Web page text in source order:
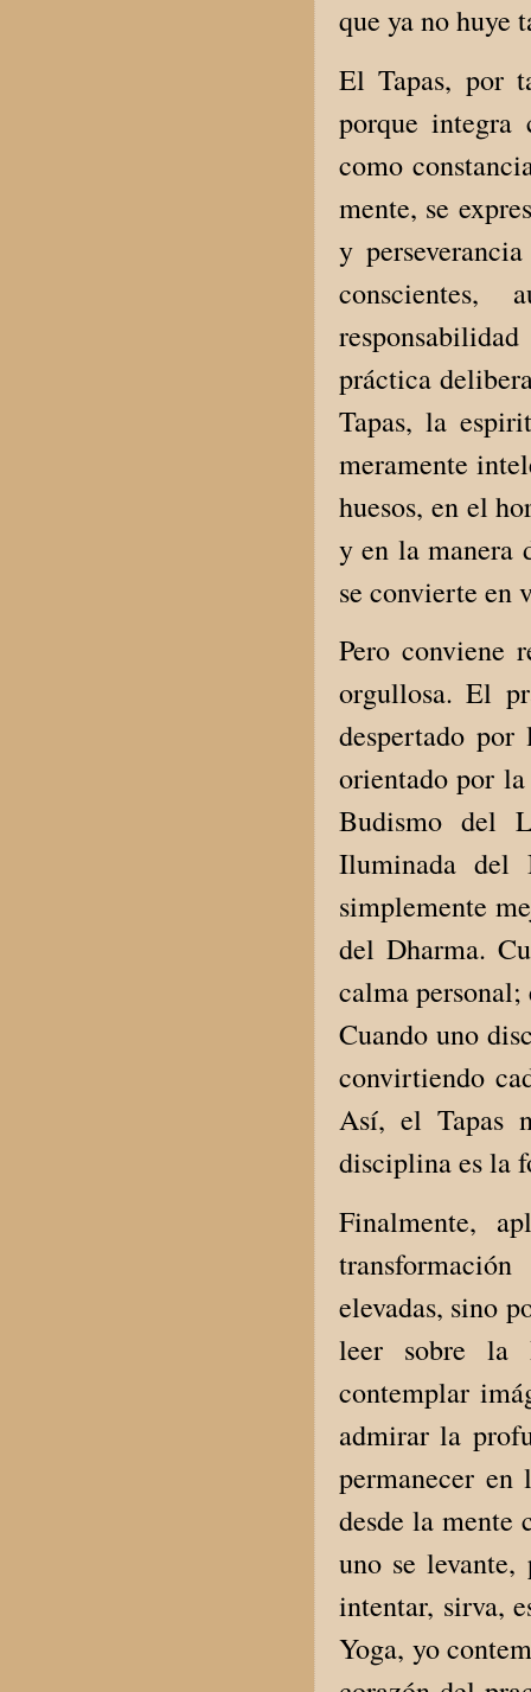
que ya no huye
El Tapas, por
porque integra
como
mente, se
y
conscientes,
práctica
Tapas, la
meramente
huesos, en el
y en la manera
se convierte en
Pero conviene
orgullosa. El
despertado
orientado por
Budismo del
Iluminada del
simplemente
del Dharma.
calma personal;
Cuando uno
convirtiendo
Así, el Tapas
disciplina es la
Finalmente,
elevadas, sino
leer sobre la
contemplar
admirar la
permanecer
desde la mente
uno se levante,
intentar, sirva,
Yoga, yo